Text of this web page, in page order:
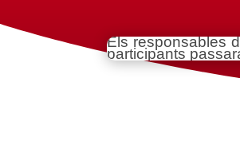
Els responsables
participants